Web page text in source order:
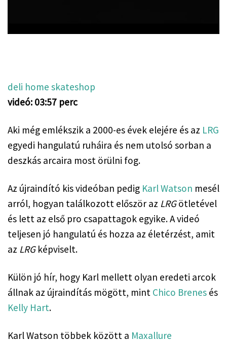
deli home skateshop
videó: 03:57 perc
Aki még emlékszik a 2000-es évek elejére és az LRG
egyedi hangulatú ruháira és nem utolsó sorban a
deszkás arcaira most örülni fog.
Az újraindító kis videóban pedig Karl Watson mesél
arról, hogyan találkozott először az LRG ötletével
és lett az első pro csapattagok egyike. A videó
teljesen jó hangulatú és hozza az életérzést, amit
az LRG képviselt.
Külön jó hír, hogy Karl mellett olyan eredeti arcok
állnak az újraindítás mögött, mint Chico Brenes
Kelly Hart.
Karl Watson többek között a Maxallure